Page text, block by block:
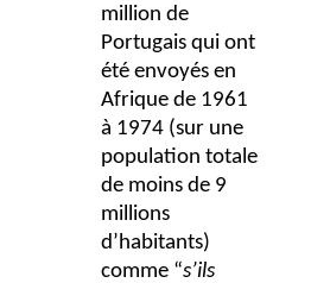
million de
Portugais qui ont
été envoyés en
Afrique de 1961
à 1974 (sur une
population totale
de moins de 9
millions
d’habitants)
comme “s’ils